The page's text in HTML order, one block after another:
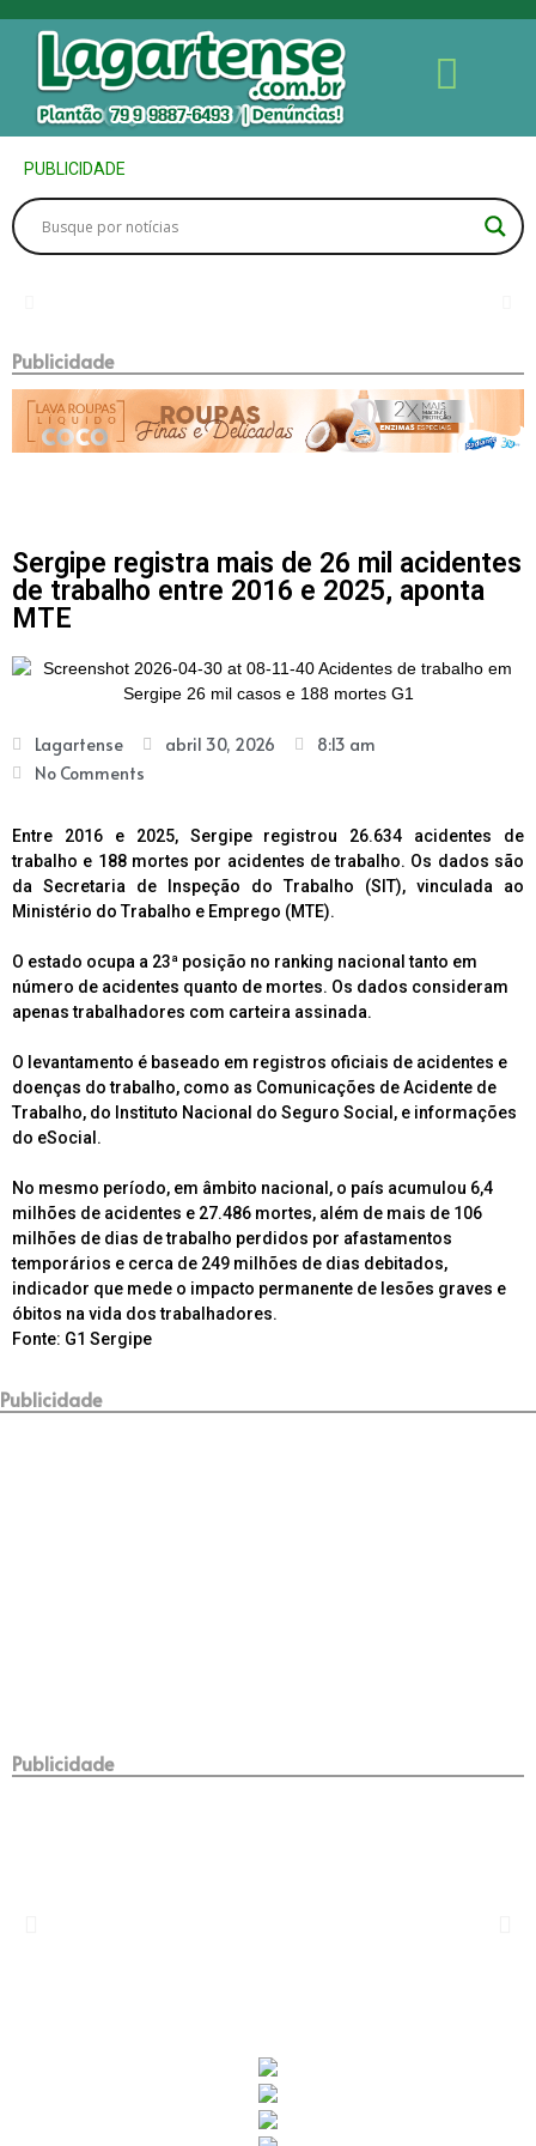
PUBLICIDADE
Publicidade
Sergipe registra mais de 26 mil acidentes
de trabalho entre 2016 e 2025, aponta
MTE
Lagartense abril 30, 2026
8:13 am
No Comments
Entre 2016 e 2025, Sergipe registrou 26.634 acidentes de
trabalho e 188 mortes por acidentes de trabalho. Os dados são
da Secretaria de Inspeção do Trabalho (SIT), vinculada ao
Ministério do Trabalho e Emprego (MTE).
O estado ocupa a 23ª posição no ranking nacional tanto em
número de acidentes quanto de mortes. Os dados consideram
apenas trabalhadores com carteira assinada.
O levantamento é baseado em registros oficiais de acidentes e
doenças do trabalho, como as Comunicações de Acidente de
Trabalho, do Instituto Nacional do Seguro Social, e informações
do eSocial.
No mesmo período, em âmbito nacional, o país acumulou 6,4
milhões de acidentes e 27.486 mortes, além de mais de 106
milhões de dias de trabalho perdidos por afastamentos
temporários e cerca de 249 milhões de dias debitados,
indicador que mede o impacto permanente de lesões graves e
óbitos na vida dos trabalhadores.
Fonte: G1 Sergipe
Publicidade
Publicidade